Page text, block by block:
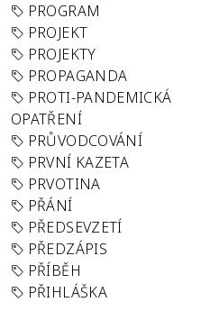
PROGRAM
PROJEKT
PROJEKTY
PROPAGANDA
PROTI-PANDEMICKÁ
OPATŘENÍ
PRŮVODCOVÁNÍ
PRVNÍ KAZETA
PRVOTINA
PŘÁNÍ
PŘEDSEVZETÍ
PŘEDZÁPIS
PŘÍBĚH
PŘIHLÁŠKA